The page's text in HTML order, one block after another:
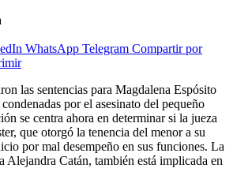
WhatsApp Telegram Compartir por
las sentencias para Magdalena Espósito
por el asesinato del pequeño
se centra ahora en determinar si la jueza
que otorgó la tenencia del menor a su
por mal desempeño en sus funciones. La
Alejandra Catán, también está implicada en